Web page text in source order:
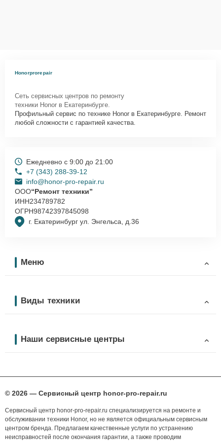
Honorprorepair
Сеть сервисных центров по ремонту
техники Honor в Екатеринбурге.
Профильный сервис по технике Honor в Екатеринбурге. Ремонт
любой сложности с гарантией качества.
г. Екатеринбург ул. Энгельса, д.36
Ежедневно с 9:00 до 21:00
+7 (343) 288-39-12
info@honor-pro-repair.ru
ООО“Ремонт техники”
ИНН234789782
ОГРН98742397845098
Меню
Виды техники
Наши сервисные центры
© 2026 — Сервисный центр honor-pro-repair.ru
Сервисный центр honor-pro-repair.ru специализируется на ремонте и
обслуживании техники Honor, но не является официальным сервисным
центром бренда. Предлагаем качественные услуги по устранению
неисправностей после окончания гарантии, а также проводим